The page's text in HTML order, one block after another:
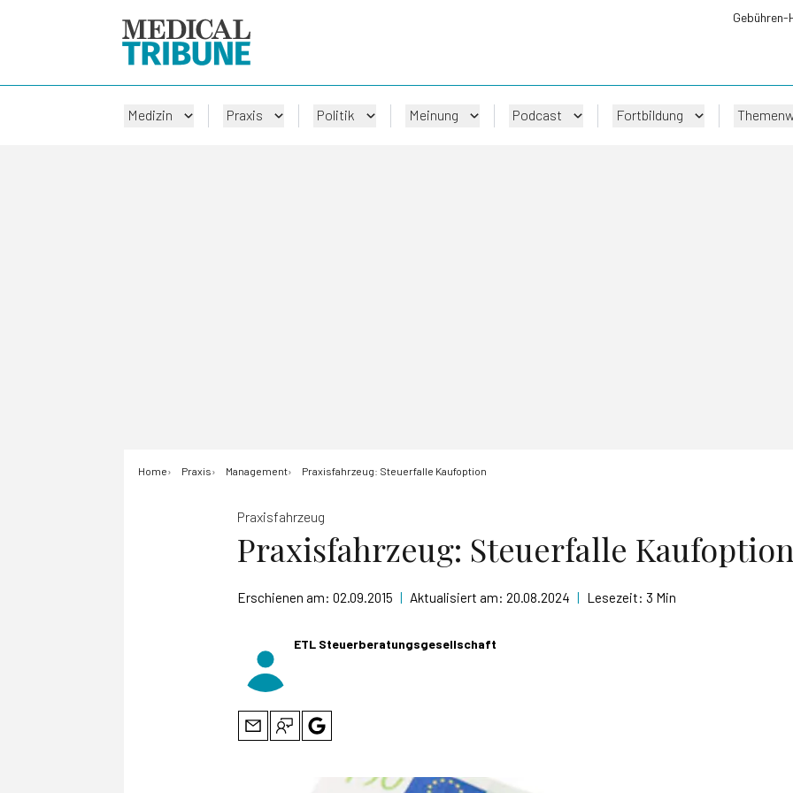
Gebühren-
Medizin Praxis Politik Meinung Podcast Fortbildung
Home Praxis Management Praxisfahrzeug: Steuerfalle Kaufoption
Praxisfahrzeug
Praxisfahrzeug: Steuerfalle
Erschienen am: 02.09.2015 | Aktualisiert am: 20.08.2024 | Lesezeit: 3 Min
ETL Steuerberatungsgesellschaft